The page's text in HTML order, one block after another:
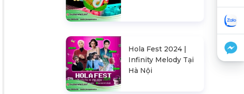
Hola Fest 2024 |
Infinity Melody Tại
Hà Nội